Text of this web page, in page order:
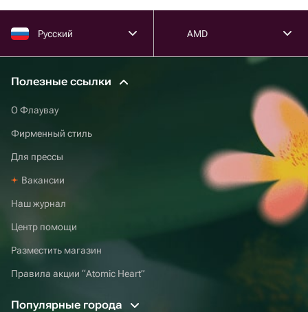
Русский AMD
Полезные ссылки
О Флаувау
Фирменный стиль
Для прессы
Вакансии
Наш журнал
Центр помощи
Разместить магазин
Правила акции “Atomic Heart”
Популярные города